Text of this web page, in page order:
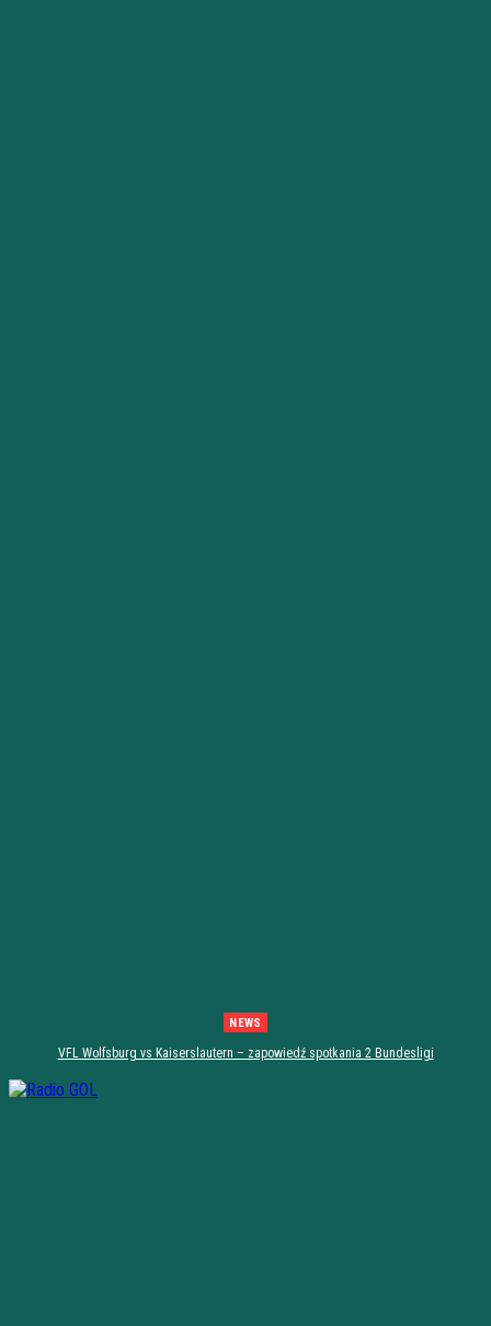
NEWS
VFL Wolfsburg vs Kaiserslautern – zapowiedź spotkania 2 Bundesligi